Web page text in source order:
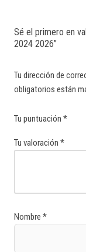
Sé el primero en
2024 2026”
Tu dirección de
obligatorios están
Tu puntuación *
Tu valoración *
Nombre *